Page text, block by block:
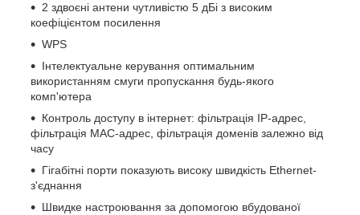
2 здвоєні антени чутливістю 5 дБі з високим
коефіцієнтом посилення
WPS
Інтелектуальне керування оптимальним
використанням смуги пропускання будь-якого
комп'ютера
Контроль доступу в інтернет: фільтрація IP-адрес,
фільтрація MAC-адрес, фільтрація доменів залежно від
часу
Гігабітні порти показують високу швидкість Ethernet-
з'єднання
Швидке настроювання за допомогою вбудованої